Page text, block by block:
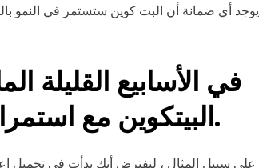
يوجد أي ضمانة أن البت كوين ستستمر في النمو
في الأسابيع القليلة
البيتكوين مع استمرار زخم إيثريوم في التعزيز.
على سبيل المثال ، لنفترض أنك بدأت في تحميل